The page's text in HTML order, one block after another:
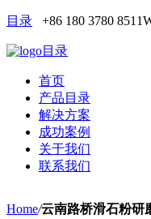
目录 +86 180 3780 8511
目录
首页
产品目录
解决方案
成功案例
关于我们
联系我们
Home/云南路桥滑石粉研